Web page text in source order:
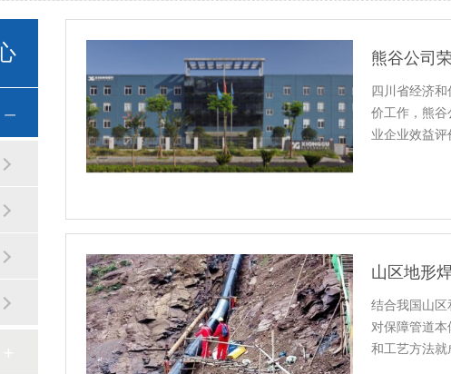
熊谷公司
四川省经济
价工作，熊谷
业企业效益
山区地形
结合我国山
对保障管道
和工艺方法就